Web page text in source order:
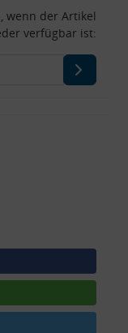
wenn der Artikel
verfügbar ist: